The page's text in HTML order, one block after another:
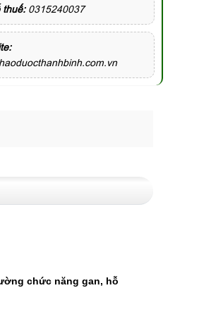
thuế: 0315240037
chức năng gan, hỗ